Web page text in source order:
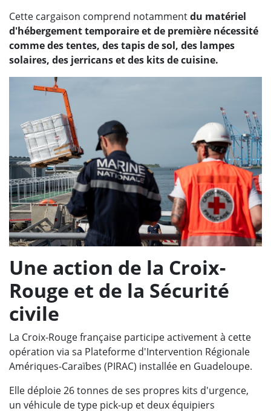
Cette cargaison comprend notammentdu matériel
d'hébergement temporaire et de première nécessité
comme des tentes, des tapis de sol, des lampes
solaires, des jerricans et des kits de cuisine.
Une action de la Croix-
Rouge et de la Sécurité
civile
La Croix-Rouge française participe activement à cette
opération via sa Plateforme d'Intervention Régionale
Amériques-Caraïbes (PIRAC) installée en Guadeloupe.
Elle déploie 26 tonnes de ses propres kits d'urgence,
un véhicule de type pick-up et deux équipiers